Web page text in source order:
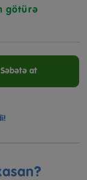
götürə
Səbətə at